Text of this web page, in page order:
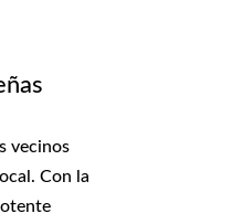
vecinos
Con la